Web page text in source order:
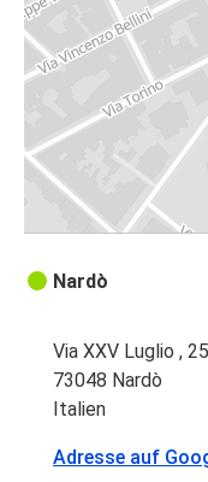
Nardò
Via XXV Luglio , 25
73048 Nardò
Italien
Adresse auf